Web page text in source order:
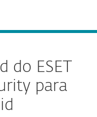
do ESET
para